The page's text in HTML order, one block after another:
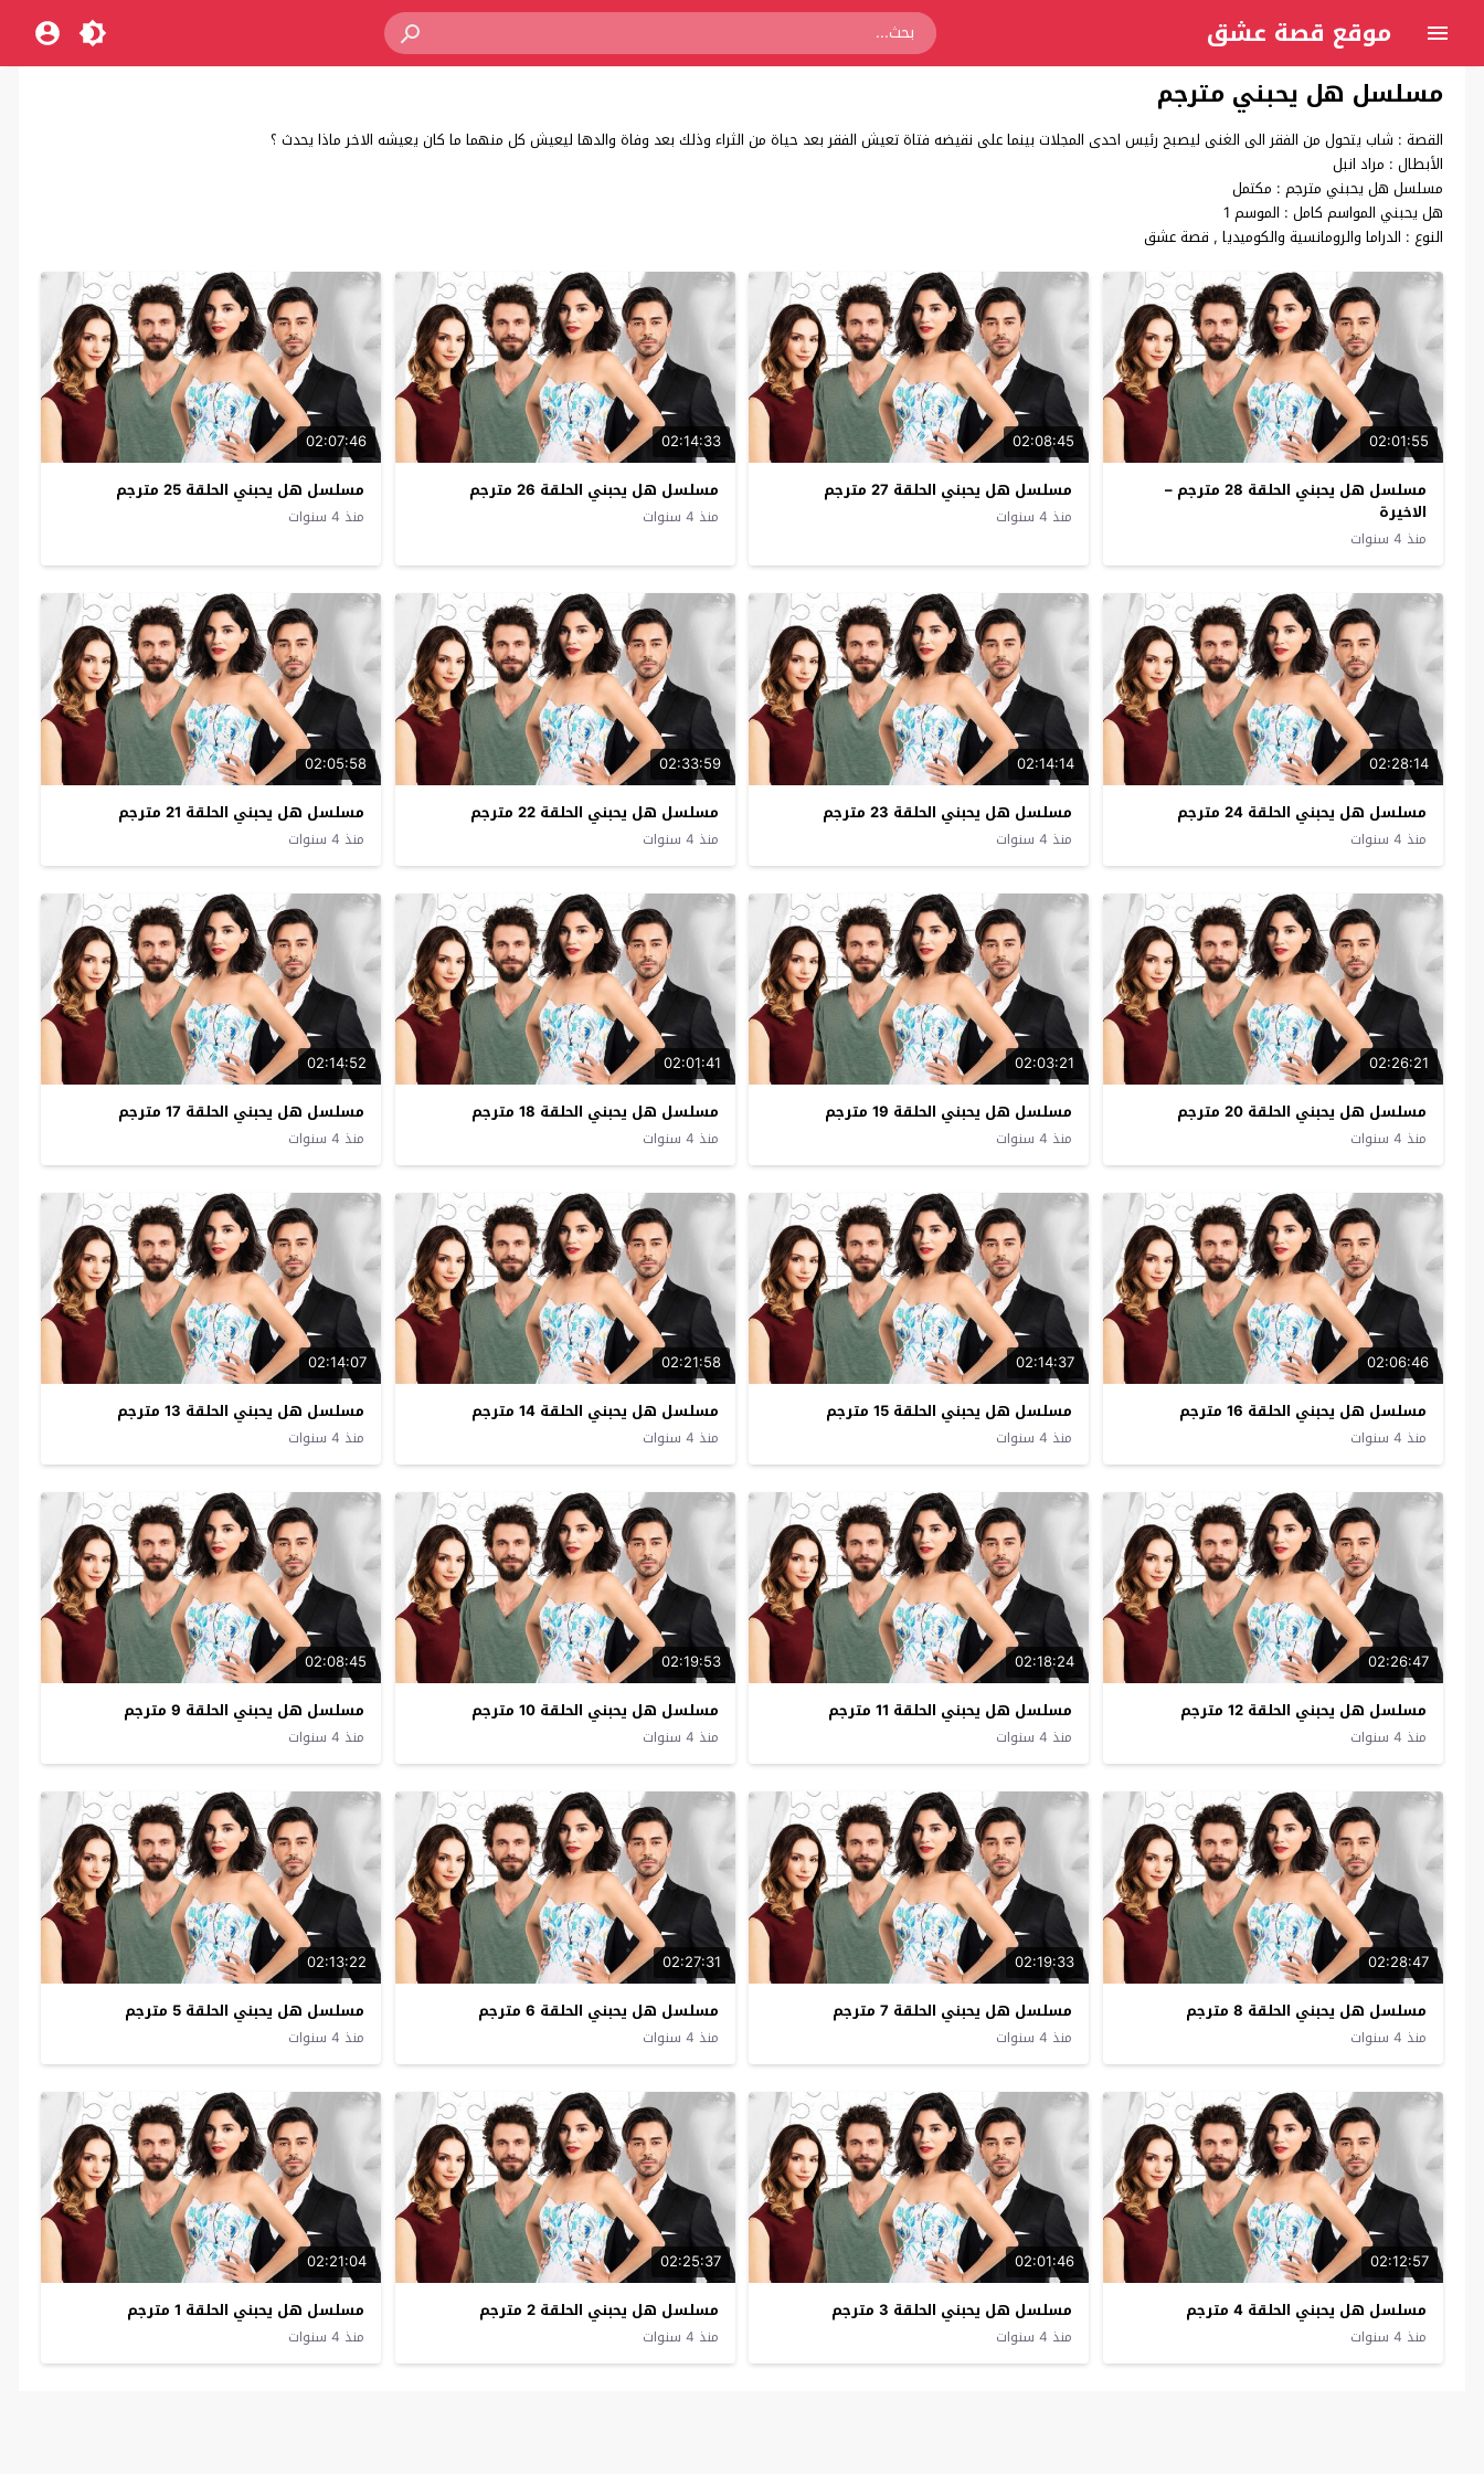
موقع قصة عشق
مسلسل هل يحبني مترجم
القصة : شاب يتحول من الفقر الى الغنى ليصبح رئيس احدى المجلات بينما على نقيضه فتاة تعيش الفقر بعد حياة من الثراء وذلك بعد وفاة والدها ليعيش كل منهما ما كان يعيشه الاخر ماذا يحدث ؟
الأبطال : مراد انبل
مسلسل هل يحبني مترجم : مكتمل
هل يحبني المواسم كامل : الموسم 1
النوع : الدراما والرومانسية والكوميديا , قصة عشق
02:01:55
مسلسل هل يحبني الحلقة 28 مترجم –
الاخيرة
منذ 4 سنوات
02:08:45
مسلسل هل يحبني الحلقة 27 مترجم
منذ 4 سنوات
02:14:33
مسلسل هل يحبني الحلقة 26 مترجم
منذ 4 سنوات
02:07:46
مسلسل هل يحبني الحلقة 25 مترجم
منذ 4 سنوات
02:28:14
مسلسل هل يحبني الحلقة 24 مترجم
منذ 4 سنوات
02:14:14
مسلسل هل يحبني الحلقة 23 مترجم
منذ 4 سنوات
02:33:59
مسلسل هل يحبني الحلقة 22 مترجم
منذ 4 سنوات
02:05:58
مسلسل هل يحبني الحلقة 21 مترجم
منذ 4 سنوات
02:26:21
مسلسل هل يحبني الحلقة 20 مترجم
منذ 4 سنوات
02:03:21
مسلسل هل يحبني الحلقة 19 مترجم
منذ 4 سنوات
02:01:41
مسلسل هل يحبني الحلقة 18 مترجم
منذ 4 سنوات
02:14:52
مسلسل هل يحبني الحلقة 17 مترجم
منذ 4 سنوات
02:06:46
مسلسل هل يحبني الحلقة 16 مترجم
منذ 4 سنوات
02:14:37
مسلسل هل يحبني الحلقة 15 مترجم
منذ 4 سنوات
02:21:58
مسلسل هل يحبني الحلقة 14 مترجم
منذ 4 سنوات
02:14:07
مسلسل هل يحبني الحلقة 13 مترجم
منذ 4 سنوات
02:26:47
مسلسل هل يحبني الحلقة 12 مترجم
منذ 4 سنوات
02:18:24
مسلسل هل يحبني الحلقة 11 مترجم
منذ 4 سنوات
02:19:53
مسلسل هل يحبني الحلقة 10 مترجم
منذ 4 سنوات
02:08:45
مسلسل هل يحبني الحلقة 9 مترجم
منذ 4 سنوات
02:28:47
مسلسل هل يحبني الحلقة 8 مترجم
منذ 4 سنوات
02:19:33
مسلسل هل يحبني الحلقة 7 مترجم
منذ 4 سنوات
02:27:31
مسلسل هل يحبني الحلقة 6 مترجم
منذ 4 سنوات
02:13:22
مسلسل هل يحبني الحلقة 5 مترجم
منذ 4 سنوات
02:12:57
مسلسل هل يحبني الحلقة 4 مترجم
منذ 4 سنوات
02:01:46
مسلسل هل يحبني الحلقة 3 مترجم
منذ 4 سنوات
02:25:37
مسلسل هل يحبني الحلقة 2 مترجم
منذ 4 سنوات
02:21:04
مسلسل هل يحبني الحلقة 1 مترجم
منذ 4 سنوات